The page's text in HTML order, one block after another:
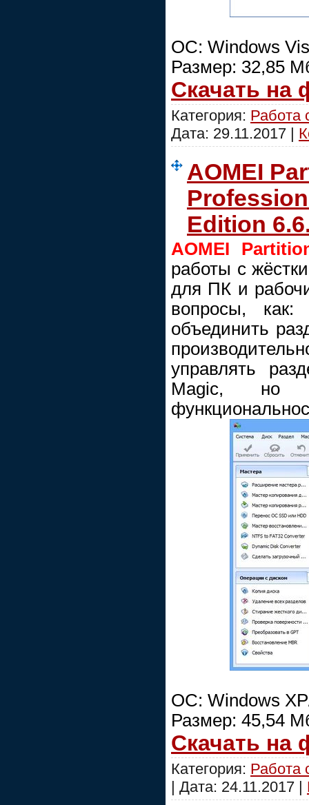
ОС: Windows
Размер: 32,85
Скачать на
Категория: Работа
Дата: 29.11.2017 |
AOMEI
Edition
AOMEI
работы с
для ПК и
вопросы, как:
объединить
управлять
Magic, но
ОС: Windows
Размер: 45,54
Скачать на
Категория: Работа
| Дата: 24.11.2017 |